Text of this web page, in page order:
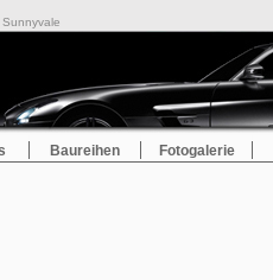
Sunnyvale
Baureihen Fotogalerie